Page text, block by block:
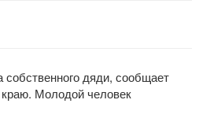
дяди, сообщает
Молодой человек